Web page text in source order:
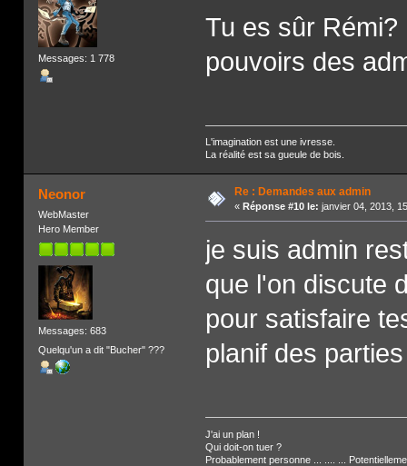
Messages: 1 778
Tu es sûr
pouvoirs des
L'imagination est une ivresse.
La réalité est sa gueule de bois.
Neonor
WebMaster
Hero Member
Messages: 683
Quelqu'un a dit "Bucher" ???
Re : Demandes aux admin
« Réponse #10 le: janvier 04, 2013,
je suis admin
que l'on discute
pour satisfaire
planif des parties
J'ai un plan !
Qui doit-on tuer ?
Probablement personne ... .... ...